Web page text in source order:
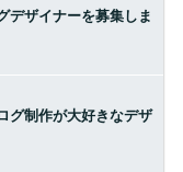
デザイナーを募集しま
グ制作が大好きなデザ